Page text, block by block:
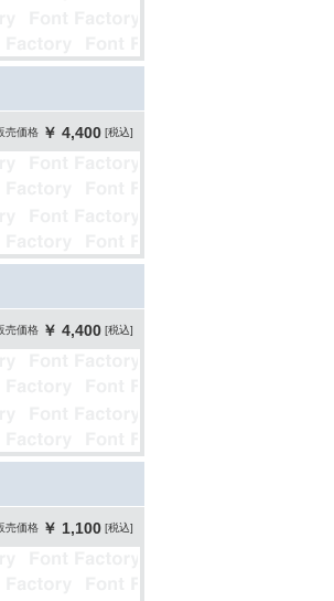
売価格 ￥ 4,400 [税込]
売価格 ￥ 4,400 [税込]
売価格 ￥ 1,100 [税込]